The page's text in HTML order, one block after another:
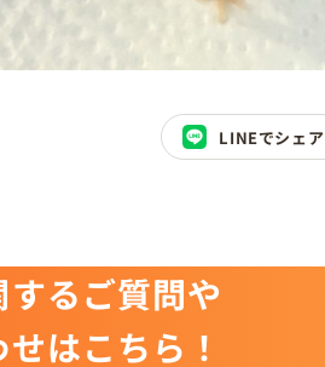
LINEでシェア
るご質問や
はこちら！